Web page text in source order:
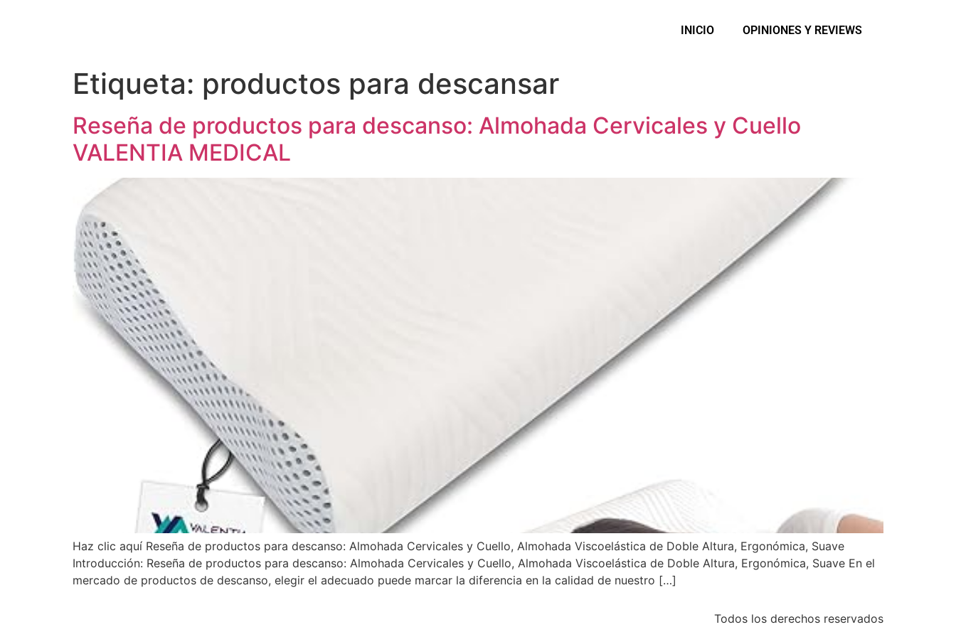
INICIO OPINIONES Y REVIEWS
Etiqueta: productos para descansar
Reseña de productos para descanso: Almohada Cervicales y Cuello
VALENTIA MEDICAL
Haz clic aquí Reseña de productos para descanso: Almohada Cervicales y Cuello, Almohada Viscoelástica de Doble Altura, Ergonómica, Suave
Introducción: Reseña de productos para descanso: Almohada Cervicales y Cuello, Almohada Viscoelástica de Doble Altura, Ergonómica, Suave En el
mercado de productos de descanso, elegir el adecuado puede marcar la diferencia en la calidad de nuestro […]
Todos los derechos reservados